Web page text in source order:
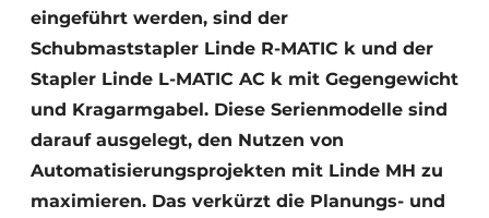
eingeführt werden, sind der
Schubmaststapler Linde R-MATIC k und der
Stapler Linde L-MATIC AC k mit Gegengewicht
und Kragarmgabel. Diese Serienmodelle sind
darauf ausgelegt, den Nutzen von
Automatisierungsprojekten mit Linde MH zu
maximieren. Das verkürzt die Planungs- und